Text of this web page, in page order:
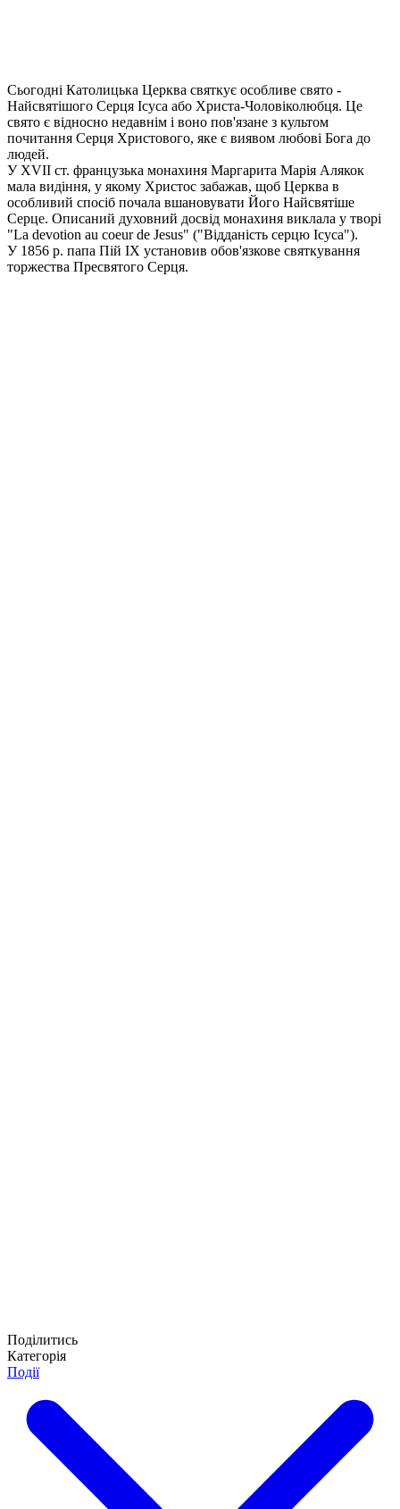
Сьогодні Католицька Церква святкує особливе свято -
Найсвятішого Серця Ісуса або Христа-Чоловіколюбця. Це
свято є відносно недавнім і воно пов'язане з культом
почитання Серця Христового, яке є виявом любові Бога до
людей.
У XVII ст. французька монахиня Маргарита Марія Алякок
мала видіння, у якому Христос забажав, щоб Церква в
особливий спосіб почала вшановувати Його Найсвятіше
Серце. Описаний духовний досвід монахиня виклала у творі
"La devotion au coeur de Jesus" ("Відданість серцю Ісуса").
У 1856 р. папа Пій IX установив обов'язкове святкування
торжества Пресвятого Серця.
Поділитись
Категорія
Події